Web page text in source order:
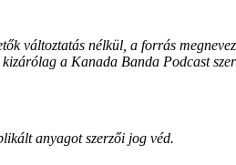
változtatás nélkül, a forrás
a Kanada Banda Podcast
anyagot szerzői jog véd.